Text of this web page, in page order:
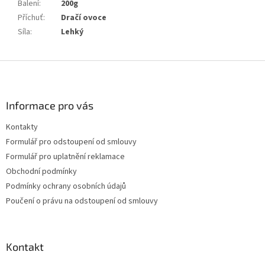
Balení:
200g
Příchuť:
Dračí ovoce
Síla: Lehký
Informace pro vás
Kontakty
Formulář pro odstoupení od smlouvy
Formulář pro uplatnění reklamace
Obchodní podmínky
Podmínky ochrany osobních údajů
Poučení o právu na odstoupení od smlouvy
Kontakt